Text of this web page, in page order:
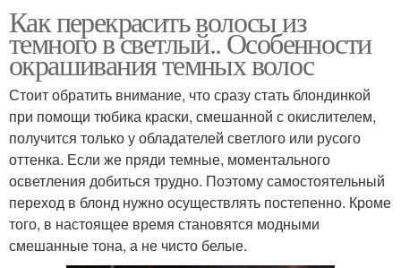
Как перекрасить волосы из
темного в светлый.. Особенности
окрашивания темных волос
Стоит обратить внимание, что сразу стать блондинкой
при помощи тюбика краски, смешанной с окислителем,
получится только у обладателей светлого или русого
оттенка. Если же пряди темные, моментального
осветления добиться трудно. Поэтому самостоятельный
переход в блонд нужно осуществлять постепенно. Кроме
того, в настоящее время становятся модными
смешанные тона, а не чисто белые.